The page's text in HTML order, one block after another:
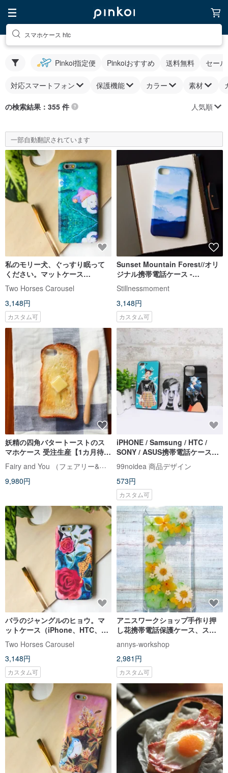
スマホケース htc
Pinkoi指定便 Pinkoiおすすめ 送料無料 セー
対応スマートフォン 保護機能 カラー 素材
の検索結果：355 件 人気順
一部自動翻訳されています
私のモリー犬、ぐっすり眠って
ください。マットケース
（iPhone、HTC、Samsung、
Sony）
Two Horses Carousel
3,148円
カスタム可
Sunset Mountain Forest//オリ
ジナル携帯電話ケース -
iPhone、Samsung、oppo
Stillnessmoment
3,148円
カスタム可
妖精の四角バタートーストのス
マホケース 受注生産【1カ月待
ち】
Fairy and You （フェアリー&ユー）
9,980円
iPHONE / Samsung / HTC /
SONY / ASUS携帯電話ケースを
マッピングして作成するために
カスタマイズされた携帯電話ケ
ース
99noidea 商品デザイン
573円
カスタム可
バラのジャングルのヒョウ。マ
ットケース（iPhone、HTC、
Samsung、Sony）
Two Horses Carousel
3,148円
カスタム可
アニスワークショップ手作り押
し花携帯電話保護ケース、スプ
リンググリーン
annys-workshop
2,981円
カスタム可